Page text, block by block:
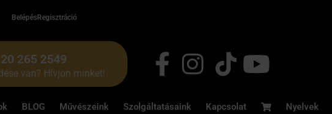
BelépésRegisztráció
265 2549
van? Hívjon minket!
BLOG Művészeink Szolgáltatásaink Kapcsolat Nyelvek